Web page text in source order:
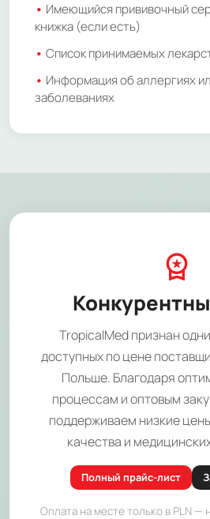
Имеющийся прививочный
книжка (если есть)
Список принимаемых
Информация об аллергиях
заболеваниях
workspace_premium
TropicalMed признан
доступных по цене
Польше. Благодаря
процессам и оптовым
поддерживаем низкие
качества и
Полный прайс-лист
Оплата на месте только в PLN —